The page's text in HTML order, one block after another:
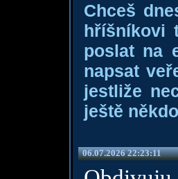
Chceš
hříšníkovi
poslat na
napsat
jestliže
ještě
06.07.2026 22:23:11